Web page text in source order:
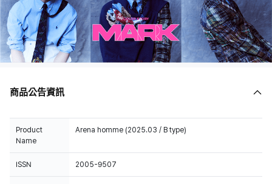
商品公告資訊
Product
Name
Arena homme (2025.03 / B type)
ISSN 2005-9507